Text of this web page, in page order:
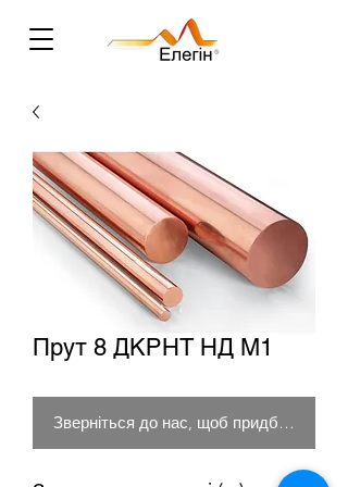
Прут 8 ДКРНТ НД М1
Зверніться до нас, щоб придбати товар